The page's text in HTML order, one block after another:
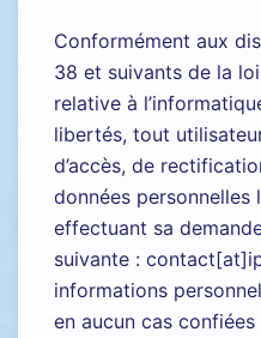
Conformément aux
38 et suivants de la
relative à
libertés, tout
d’accès, de
données personnelles
effectuant sa
suivante :
informations
en aucun cas